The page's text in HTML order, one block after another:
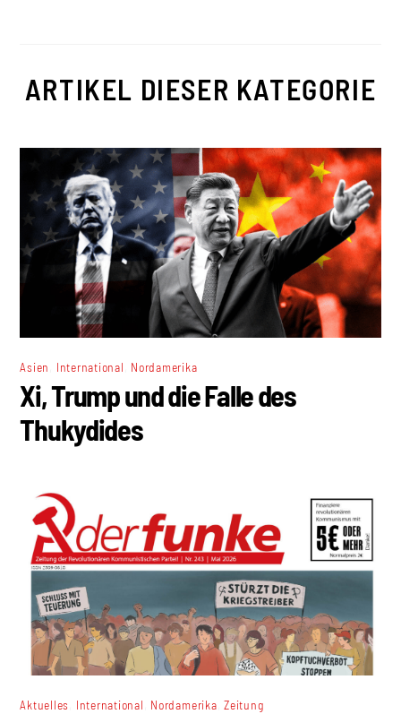
ARTIKEL DIESER KATEGORIE
Asien International Nordamerika
Xi, Trump und die Falle des
Thukydides
Aktuelles International Nordamerika ,Zeitung